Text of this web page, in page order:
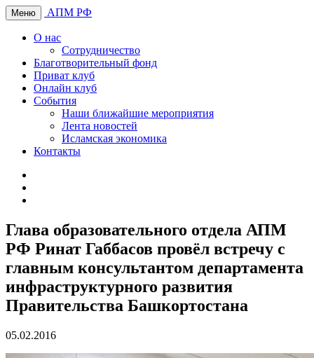
Меню АПМ РФ
О нас
Сотрудничество
Благотворительный фонд
Приват клуб
Онлайн клуб
События
Наши ближайшие мероприятия
Лента новостей
Исламская экономика
Контакты
Глава образовательного отдела АПМ
РФ Ринат Габбасов провёл встречу с
главным консультантом департамента
инфраструктурного развития
Правительства Башкортостана
05.02.2016